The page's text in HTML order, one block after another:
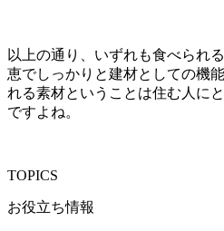
以上の通り、いずれも食べられ
恵でしっかりと建材としての機
れる素材ということは住む人に
ですよね。
TOPICS
お役立ち情報